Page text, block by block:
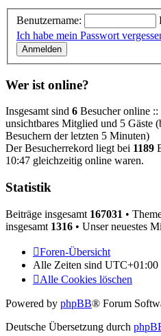
Benutzername:
Ich habe mein Passwort
Wer ist online?
Insgesamt sind 6 Besucher online
unsichtbares Mitglied und 5 Gäste
Besuchern der letzten 5 Minuten)
Der Besucherrekord liegt bei 1189
10:47 gleichzeitig online waren.
Statistik
Beiträge insgesamt 167031 •
insgesamt 1316 • Unser neuestes
Foren-Übersicht
Alle Zeiten sind UTC+01:00
Alle Cookies löschen
Powered by phpBB® Forum
Deutsche Übersetzung durch